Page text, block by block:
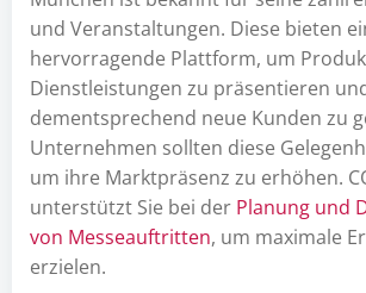
und Veranstaltungen. Diese bieten
hervorragende Plattform, um
Dienstleistungen zu präsentieren
dementsprechend neue Kunden zu
Unternehmen sollten diese
um ihre Marktpräsenz zu erhöhen.
unterstützt Sie bei der Planung und
von Messeauftritten, um maximale
erzielen.